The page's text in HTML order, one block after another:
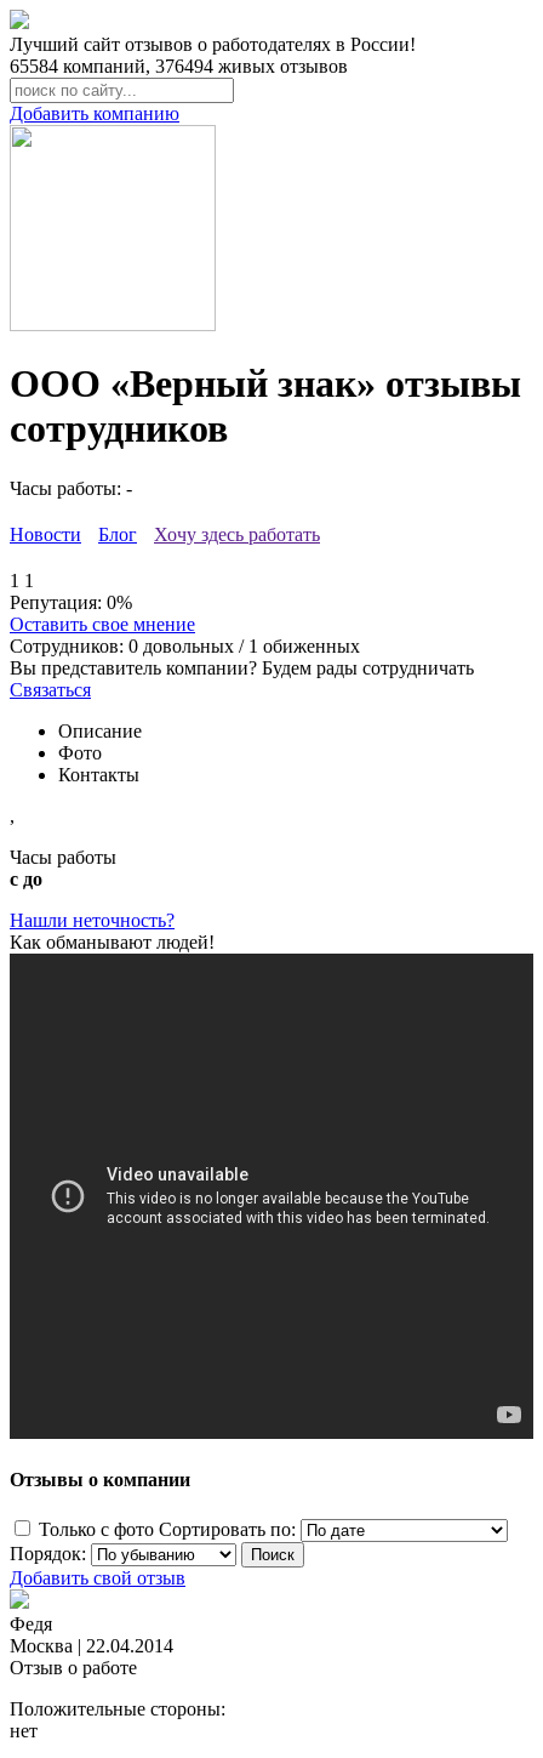
Лучший сайт отзывов о работодателях в России!
65584 компаний, 376494 живых отзывов
Добавить компанию
ООО «Верный знак» отзывы
сотрудников
Часы работы: -
Новости Блог Хочу здесь работать
1 1
Репутация: 0%
Оставить свое мнение
Сотрудников: 0 довольных / 1 обиженных
Вы представитель компании? Будем рады сотрудничать
Связаться
Описание
Фото
Контакты
,
Часы работы
с до
Нашли неточность?
Как обманывают людей!
Отзывы о компании
Только с фото Сортировать по:
Порядок:
Добавить свой отзыв
Федя
Москва | 22.04.2014
Отзыв о работе
Положительные стороны:
нет